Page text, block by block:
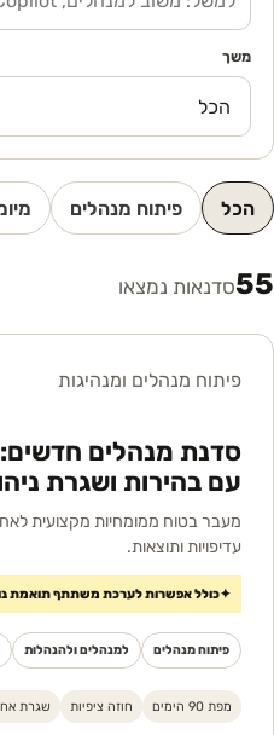
משך
הכל פיתוח מנהלים
55סדנאות נמצאו
פיתוח מנהלים ומנהיגות
סדנת מנהלים
עם בהירות ושגרת
מעבר בטוח ממומחיות מקצועית
עדיפויות ותוצאות.
✦כולל אפשרות לערכת משתתף תואמת
פיתוח מנהלים למנהלים ולהנהלות
מפת 90 הימים חוזה ציפיות שגרת